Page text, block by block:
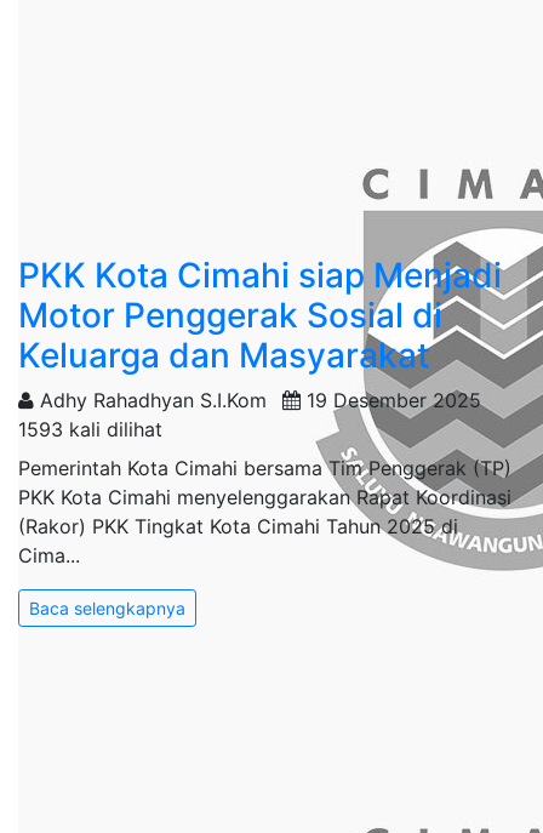
PKK Kota Cimahi siap Menjadi
Motor Penggerak Sosial di
Keluarga dan Masyarakat
Adhy Rahadhyan S.I.Kom
19 Desember 2025
1593 kali dilihat
Pemerintah Kota Cimahi bersama Tim Penggerak (TP)
PKK Kota Cimahi menyelenggarakan Rapat Koordinasi
(Rakor) PKK Tingkat Kota Cimahi Tahun 2025 di
Cima...
Baca selengkapnya